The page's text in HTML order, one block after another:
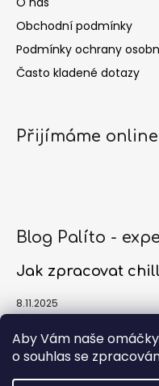
Aby Vám naše
o souhlas se
Obchodní podmínky
Podmínky ochrany
Často kladené dotazy
Přijímáme
Blog Palíto -
Jak zpracovat
8.11.2025
1.10.2025